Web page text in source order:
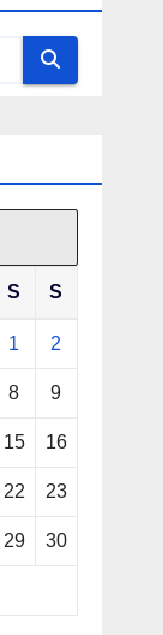
S S
1 2
8 9
15 16
22 23
29 30